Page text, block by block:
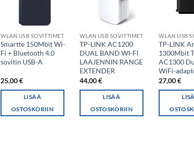
WLAN USB SOVITTIMET
Smartte 150Mbit Wi-
Fi + Bluetooth 4.0
sovitin USB-A
25,00€
LISÄÄ
OSTOSKORIIN
WLAN USB SOVITTIMET
TP-LINK AC1200
DUAL BAND WI-FI
LAAJENNIN RANGE
EXTENDER
44,00€
LISÄÄ
OSTOSKORIIN
WLAN USB
TP-LINK
1300Mbit
AC1300
WiFi-
27,00€